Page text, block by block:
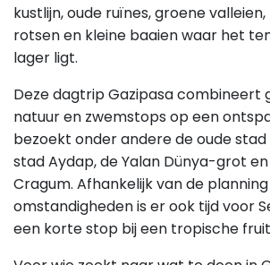
kustlijn, oude ruïnes, groene
rotsen en kleine baaien waar het
lager ligt.
Deze dagtrip Gazipasa combineert
natuur en zwemstops op een
bezoekt onder andere de oude stad
stad Aydap, de Yalan Dünya-grot
Cragum. Afhankelijk van de
omstandigheden is er ook tijd voor
een korte stop bij een tropische